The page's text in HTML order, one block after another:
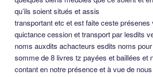
appliquer auxdits achacteurs en cas de
présentes néanmoins etc
lesdites choses succédées et advenues
esdits noms par le décès et succession
Guybert
à laquelle vendition et tout ce que dessus